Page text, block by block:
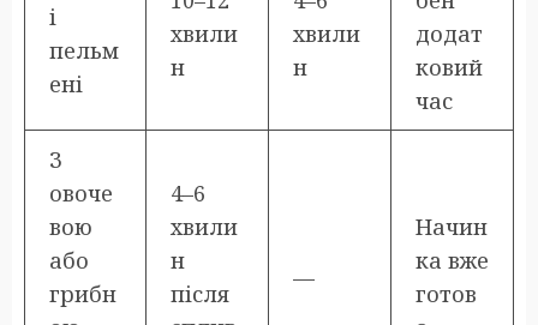
і
пельм
ені
хвили
н
хвили
н
додат
ковий
час
З
овоче
вою
або
грибн
4–6
хвили
н
після
—
Начин
ка вже
готов